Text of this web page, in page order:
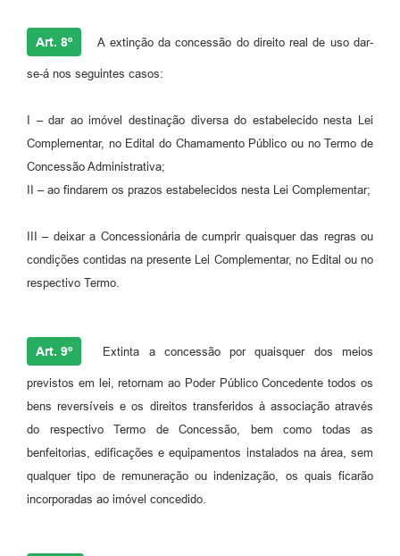
Art. 8º A extinção da concessão do direito real de uso dar-
se-á nos seguintes casos:
I – dar ao imóvel destinação diversa do estabelecido nesta Lei
Complementar, no Edital do Chamamento Público ou no Termo de
Concessão Administrativa;
II – ao findarem os prazos estabelecidos nesta Lei Complementar;
III – deixar a Concessionária de cumprir quaisquer das regras ou
condições contidas na presente Lei Complementar, no Edital ou no
respectivo Termo.
Art. 9º Extinta a concessão por quaisquer dos meios
previstos em lei, retornam ao Poder Público Concedente todos os
bens reversíveis e os direitos transferidos à associação através
do respectivo Termo de Concessão, bem como todas as
benfeitorias, edificações e equipamentos instalados na área, sem
qualquer tipo de remuneração ou indenização, os quais ficarão
incorporadas ao imóvel concedido.